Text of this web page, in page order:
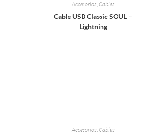
Accesorios, Cables
Cable USB Classic SOUL –
Lightning
Accesorios, Cables